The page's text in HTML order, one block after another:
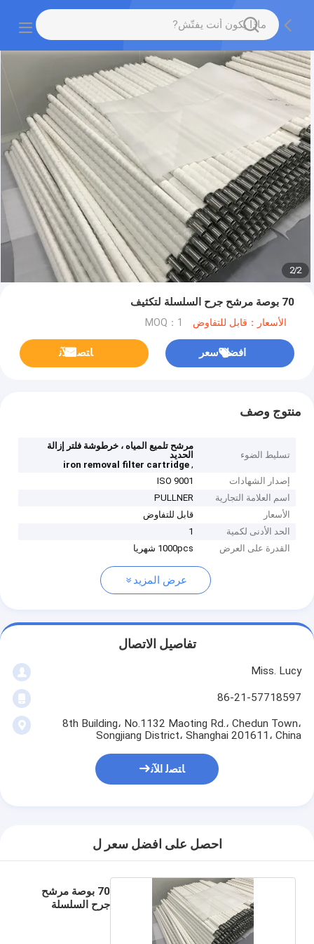
2
/
2
70 بوصة مرشح جرح السلسلة لتكثيف
الأسعار：قابل للتفاوض MOQ：1
افضل سعر ﺎﺘﺼﻟ ﺍﻶﻧ
منتوج وصف
تسليط الضوء
مرشح تلميع المياه ، خرطوشة فلتر إزالة
الحديد
,
iron removal filter cartridge
إصدار الشهادات
ISO 9001
اسم العلامة التجارية
PULLNER
الأسعار
قابل للتفاوض
الحد الأدنى لكمية
1
القدرة على العرض
1000pcs شهريا
عرض المزيد
تفاصيل الاتصال
Miss. Lucy
86-21-57718597
8th Building، No.1132 Maoting Rd.، Chedun Town،
Songjiang District، Shanghai 201611، China
ﺎﺘﺼﻟ ﺍﻶﻧ
احصل على افضل سعر ل
70 بوصة مرشح
جرح السلسلة